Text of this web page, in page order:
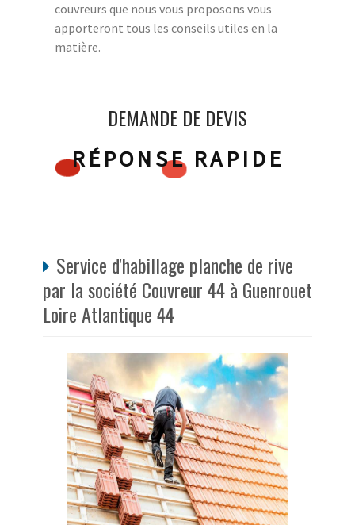
couvreurs que nous vous proposons vous
apporteront tous les conseils utiles en la
matière.
DEMANDE DE DEVIS
RÉPONSE RAPIDE
Service d'habillage planche de rive
par la société Couvreur 44 à Guenrouet
Loire Atlantique 44